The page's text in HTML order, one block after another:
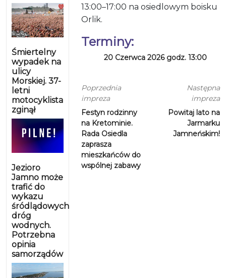
Śmiertelny
wypadek na
ulicy
Morskiej. 37-
letni
motocyklista
zginął
Jezioro
Jamno może
trafić do
wykazu
śródlądowych
dróg
wodnych.
Potrzebna
opinia
samorządów
13:00–17:00 na osiedlowym boisku
Orlik.
Terminy:
20 Czerwca 2026 godz. 13:00
Poprzednia
impreza
Festyn rodzinny
na Kretominie.
Rada Osiedla
zaprasza
mieszkańców do
wspólnej zabawy
Następna
impreza
Powitaj lato na
Jarmarku
Jamneńskim!